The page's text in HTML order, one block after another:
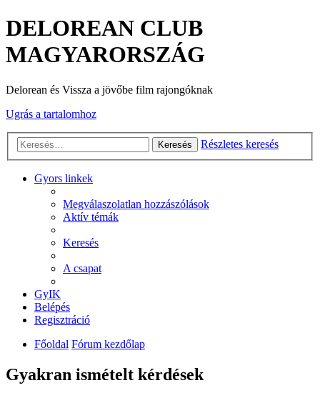
DELOREAN CLUB
MAGYARORSZÁG
Delorean és Vissza a jövőbe film rajongóknak
Ugrás a tartalomhoz
Keresés Részletes keresés
Gyors linkek
Megválaszolatlan hozzászólások
Aktív témák
Keresés
A csapat
GyIK
Belépés
Regisztráció
Főoldal Fórum kezdőlap
Gyakran ismételt kérdések